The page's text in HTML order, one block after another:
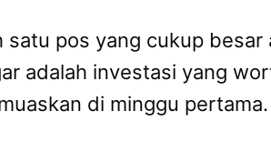
pos yang cukup
adalah investasi yang
di minggu pertama.